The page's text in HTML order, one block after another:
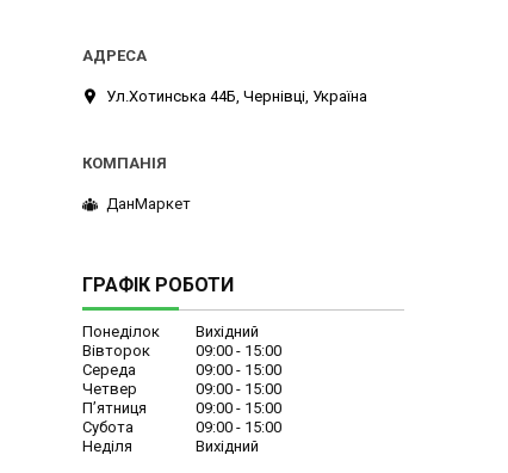
Ул.Хотинська 44Б, Чернівці, Україна
ДанМаркет
ГРАФІК РОБОТИ
Понеділок
Вихідний
Вівторок
09:00
15:00
Середа
09:00
15:00
Четвер
09:00
15:00
Пʼятниця
09:00
15:00
Субота
09:00
15:00
Неділя
Вихідний